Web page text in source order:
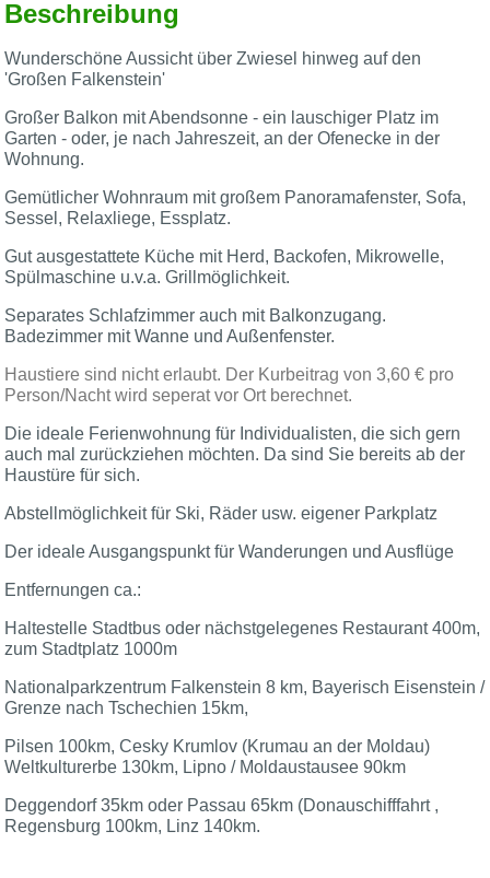
Beschreibung
Wunderschöne Aussicht über Zwiesel hinweg auf den
'Großen Falkenstein'
Großer Balkon mit Abendsonne - ein lauschiger Platz im
Garten - oder, je nach Jahreszeit, an der Ofenecke in der
Wohnung.
Gemütlicher Wohnraum mit großem Panoramafenster, Sofa,
Sessel, Relaxliege, Essplatz.
Gut ausgestattete Küche mit Herd, Backofen, Mikrowelle,
Spülmaschine u.v.a. Grillmöglichkeit.
Separates Schlafzimmer auch mit Balkonzugang.
Badezimmer mit Wanne und Außenfenster.
Haustiere sind nicht erlaubt. Der Kurbeitrag von 3,60 € pro
Person/Nacht wird seperat vor Ort berechnet.
Die ideale Ferienwohnung für Individualisten, die sich gern
auch mal zurückziehen möchten. Da sind Sie bereits ab der
Haustüre für sich.
Abstellmöglichkeit für Ski, Räder usw. eigener Parkplatz
Der ideale Ausgangspunkt für Wanderungen und Ausflüge
Entfernungen ca.:
Haltestelle Stadtbus oder nächstgelegenes Restaurant 400m,
zum Stadtplatz 1000m
Nationalparkzentrum Falkenstein 8 km, Bayerisch Eisenstein /
Grenze nach Tschechien 15km,
Pilsen 100km, Cesky Krumlov (Krumau an der Moldau)
Weltkulturerbe 130km, Lipno / Moldaustausee 90km
Deggendorf 35km oder Passau 65km (Donauschifffahrt ,
Regensburg 100km, Linz 140km.